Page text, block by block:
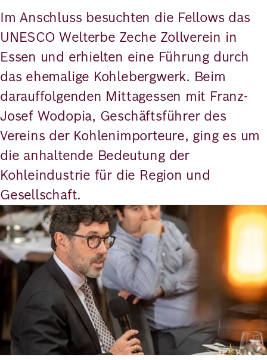
Im Anschluss besuchten die Fellows das
UNESCO Welterbe Zeche Zollverein in
Essen und erhielten eine Führung durch
das ehemalige Kohlebergwerk. Beim
darauffolgenden Mittagessen mit Franz-
Josef Wodopia, Geschäftsführer des
Vereins der Kohlenimporteure, ging es um
die anhaltende Bedeutung der
Kohleindustrie für die Region und
Gesellschaft.
Bild